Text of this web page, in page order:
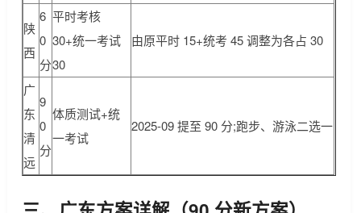
陕
西
6
0
分
平时考核
30+统一考试
30
由原平时 15+统考 45 调整为各占 30
广
东
清
远
9
0
分
体质测试+统
一考试
2025-09 提至 90 分;跑步、游泳二选一